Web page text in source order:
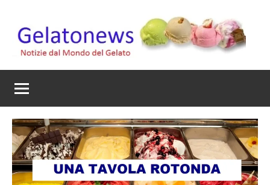
contenuto
Gelato
News
mondo
del
gelato
artigianale